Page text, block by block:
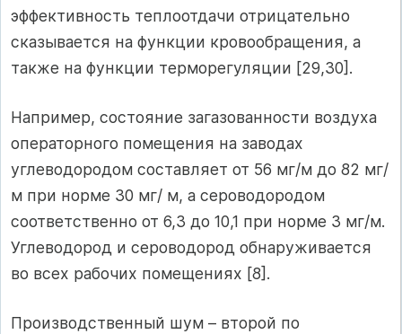
эффективность теплоотдачи отрицательно
сказывается на функции кровообращения, а
также на функции терморегуляции [29,30].
Например, состояние загазованности воздуха
операторного помещения на заводах
углеводородом составляет от 56 мг/м до 82 мг/
м при норме 30 мг/ м, а сероводородом
соответственно от 6,3 до 10,1 при норме 3 мг/м.
Углеводород и сероводород обнаруживается
во всех рабочих помещениях [8].
Производственный шум – второй по